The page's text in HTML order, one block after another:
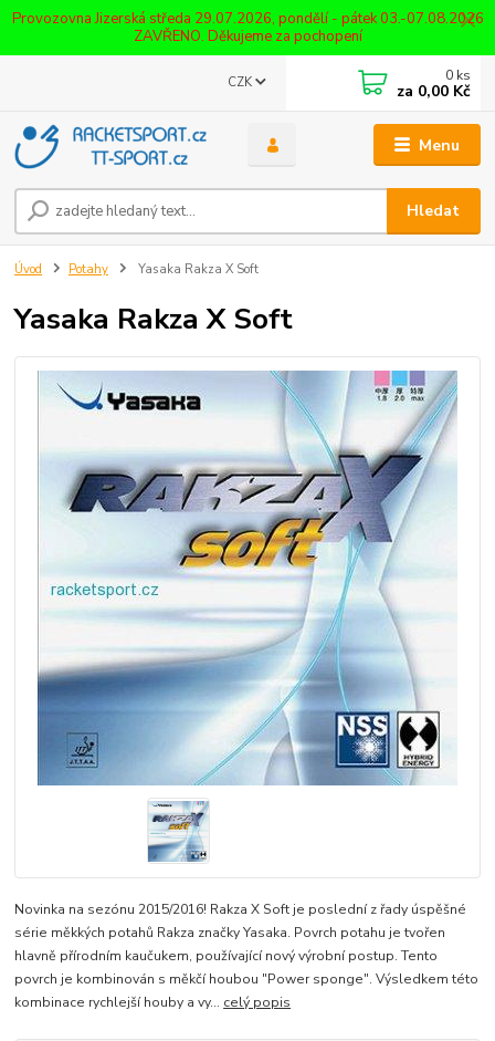
Provozovna Jizerská středa 29.07.2026, pondělí - pátek 03.-07.08.2026
ZAVŘENO. Děkujeme za pochopení
Menu
CZK
Hledat
0 ks
za 0,00 Kč
Úvod Potahy Yasaka Rakza X Soft
Yasaka Rakza X Soft
Novinka na sezónu 2015/2016! Rakza X Soft je poslední z řady úspěšné
série měkkých potahů Rakza značky Yasaka. Povrch potahu je tvořen
hlavně přírodním kaučukem, používající nový výrobní postup. Tento
povrch je kombinován s měkčí houbou "Power sponge". Výsledkem této
kombinace rychlejší houby a vy... celý popis